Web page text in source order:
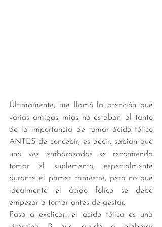
Últimamente, me llamó la atención que
varias amigas mías no estaban al tanto
de la importancia de tomar ácido fólico
ANTES de concebir; es decir, sabían que
una vez embarazadas se recomienda
tomar el suplemento, especialmente
durante el primer trimestre, pero no que
idealmente el ácido fólico se debe
empezar a tomar antes de gestar.
Paso a explicar: el ácido fólico es una